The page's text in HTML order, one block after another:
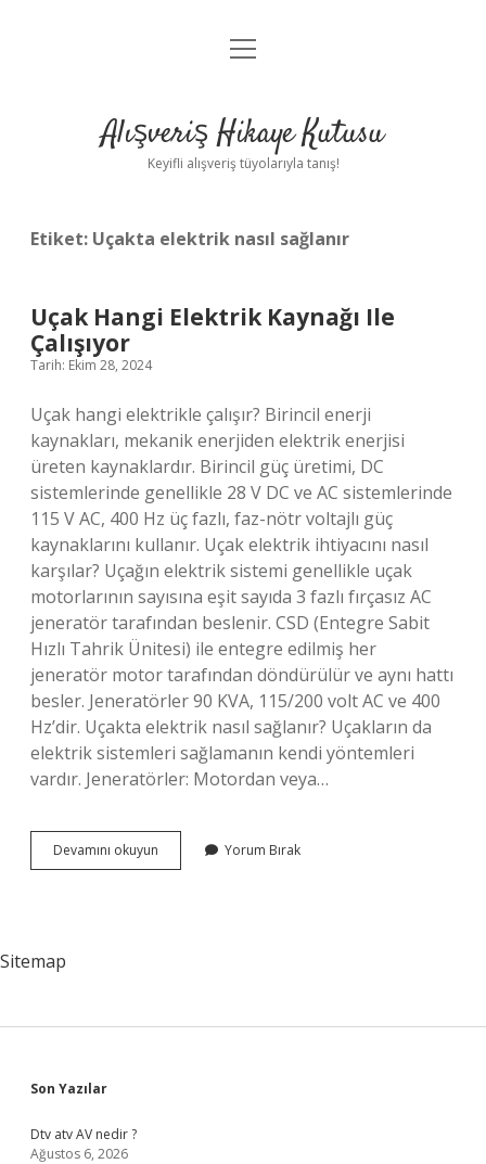
Anasayfa
Yasal Uyarı
menüyü
Alışveriş Hikaye Kutusu
Keyifli alışveriş tüyolarıyla tanış!
Etiket: Uçakta elektrik nasıl sağlanır
Uçak Hangi Elektrik Kaynağı Ile
Çalışıyor
Tarih: Ekim 28, 2024
Uçak hangi elektrikle çalışır? Birincil enerji
kaynakları, mekanik enerjiden elektrik enerjisi
üreten kaynaklardır. Birincil güç üretimi, DC
sistemlerinde genellikle 28 V DC ve AC sistemlerinde
115 V AC, 400 Hz üç fazlı, faz-nötr voltajlı güç
kaynaklarını kullanır. Uçak elektrik ihtiyacını nasıl
karşılar? Uçağın elektrik sistemi genellikle uçak
motorlarının sayısına eşit sayıda 3 fazlı fırçasız AC
jeneratör tarafından beslenir. CSD (Entegre Sabit
Hızlı Tahrik Ünitesi) ile entegre edilmiş her
jeneratör motor tarafından döndürülür ve aynı hattı
besler. Jeneratörler 90 KVA, 115/200 volt AC ve 400
Hz’dir. Uçakta elektrik nasıl sağlanır? Uçakların da
elektrik sistemleri sağlamanın kendi yöntemleri
vardır. Jeneratörler: Motordan veya…
Devamını okuyun
Hangi
Yorum Bırak
Sitemap
Sidebar
Son Yazılar
Dtv atv AV nedir ?
Ağustos 6, 2026